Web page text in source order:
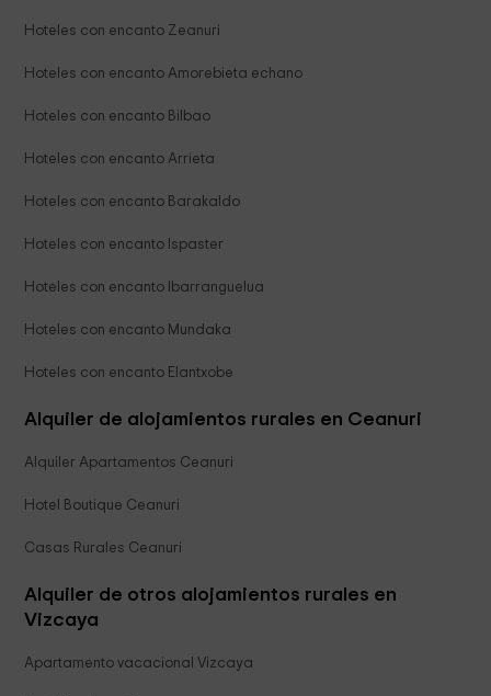
Hoteles con encanto Zeanuri
Hoteles con encanto Amorebieta echano
Hoteles con encanto Bilbao
Hoteles con encanto Arrieta
Hoteles con encanto Barakaldo
Hoteles con encanto Ispaster
Hoteles con encanto Ibarranguelua
Hoteles con encanto Mundaka
Hoteles con encanto Elantxobe
Alquiler de alojamientos rurales en Ceanuri
Alquiler Apartamentos Ceanuri
Hotel Boutique Ceanuri
Casas Rurales Ceanuri
Alquiler de otros alojamientos rurales en
Vizcaya
Apartamento vacacional Vizcaya